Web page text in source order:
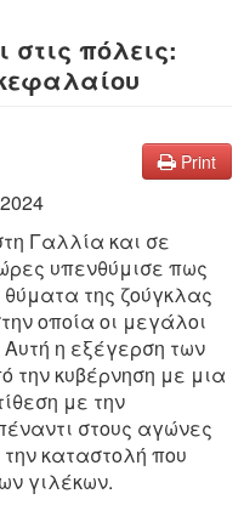
πόλεις:
Print
Γαλλία και σε
υπενθύμισε πως
της ζούγκλας
οποία οι μεγάλοι
Αυτή η εξέγερση των
την κυβέρνηση με μια
με την
στους αγώνες
καταστολή που
γιλέκων.